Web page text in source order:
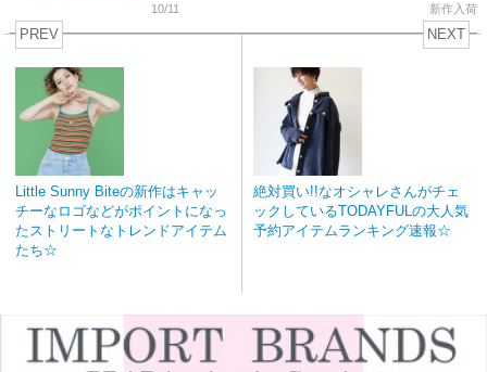
10/11 新作入荷
PREV
Little Sunny Biteの新作はキャッ
チーなロゴなどがポイントになっ
たストリートなトレンドアイテム
たち☆
NEXT
絶対買い!!なオシャレさんがチェ
ックしているTODAYFULの大人気
予約アイテムランキング速報☆